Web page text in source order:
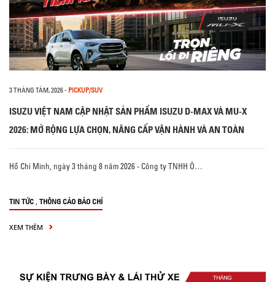
3 THÁNG TÁM, 2026- PICKUP/SUV
ISUZU VIỆT NAM CẬP NHẬT SẢN PHẨM ISUZU D-MAX VÀ MU-X
2026: MỞ RỘNG LỰA CHỌN, NÂNG CẤP VẬN HÀNH VÀ AN TOÀN
Hồ Chí Minh, ngày 3 tháng 8 năm 2026 - Công ty TNHH Ô…
TIN TỨC , THÔNG CÁO BÁO CHÍ
XEM THÊM